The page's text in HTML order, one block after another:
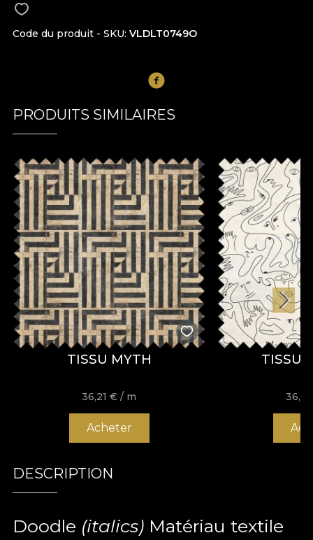
Code du produit - SKU VLDLT0749O
PRODUITS SIMILAIRES
TISSU MYTH
36,21€ / m
Acheter
TISSU
DESCRIPTION
Doodle (italics) Matériau textile